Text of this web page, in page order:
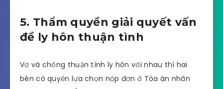
5. Thẩm quyền giải quyết vấn
đề ly hôn thuận tình
Vợ và chồng thuận tình ly hôn với nhau thì hai
bên có quyền lựa chọn nộp đơn ở Tòa án nhân